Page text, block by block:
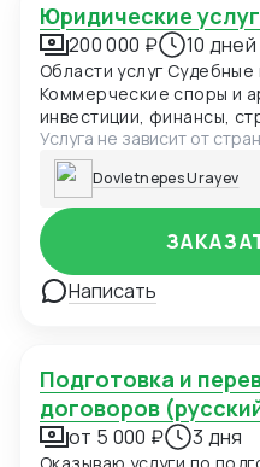
Юридические
200 000 ₽ 10 дней
Области услуг
Коммерческие споры и
инвестиции, финансы,
споры
изъятия земель,
Гражданские споры
наследство Уголовные
юридических лиц,
Постоянное
Юридические услуги
Юридические услуги для
компаний Юридические
специальных отраслей
обычных коммерческих
Специализированные
Корпоративное
Услуга не зависит от
Dovletnepes Urayev
Написать
Подготовка и перевод международных
договоров
от 5 000 ₽ 3 дня